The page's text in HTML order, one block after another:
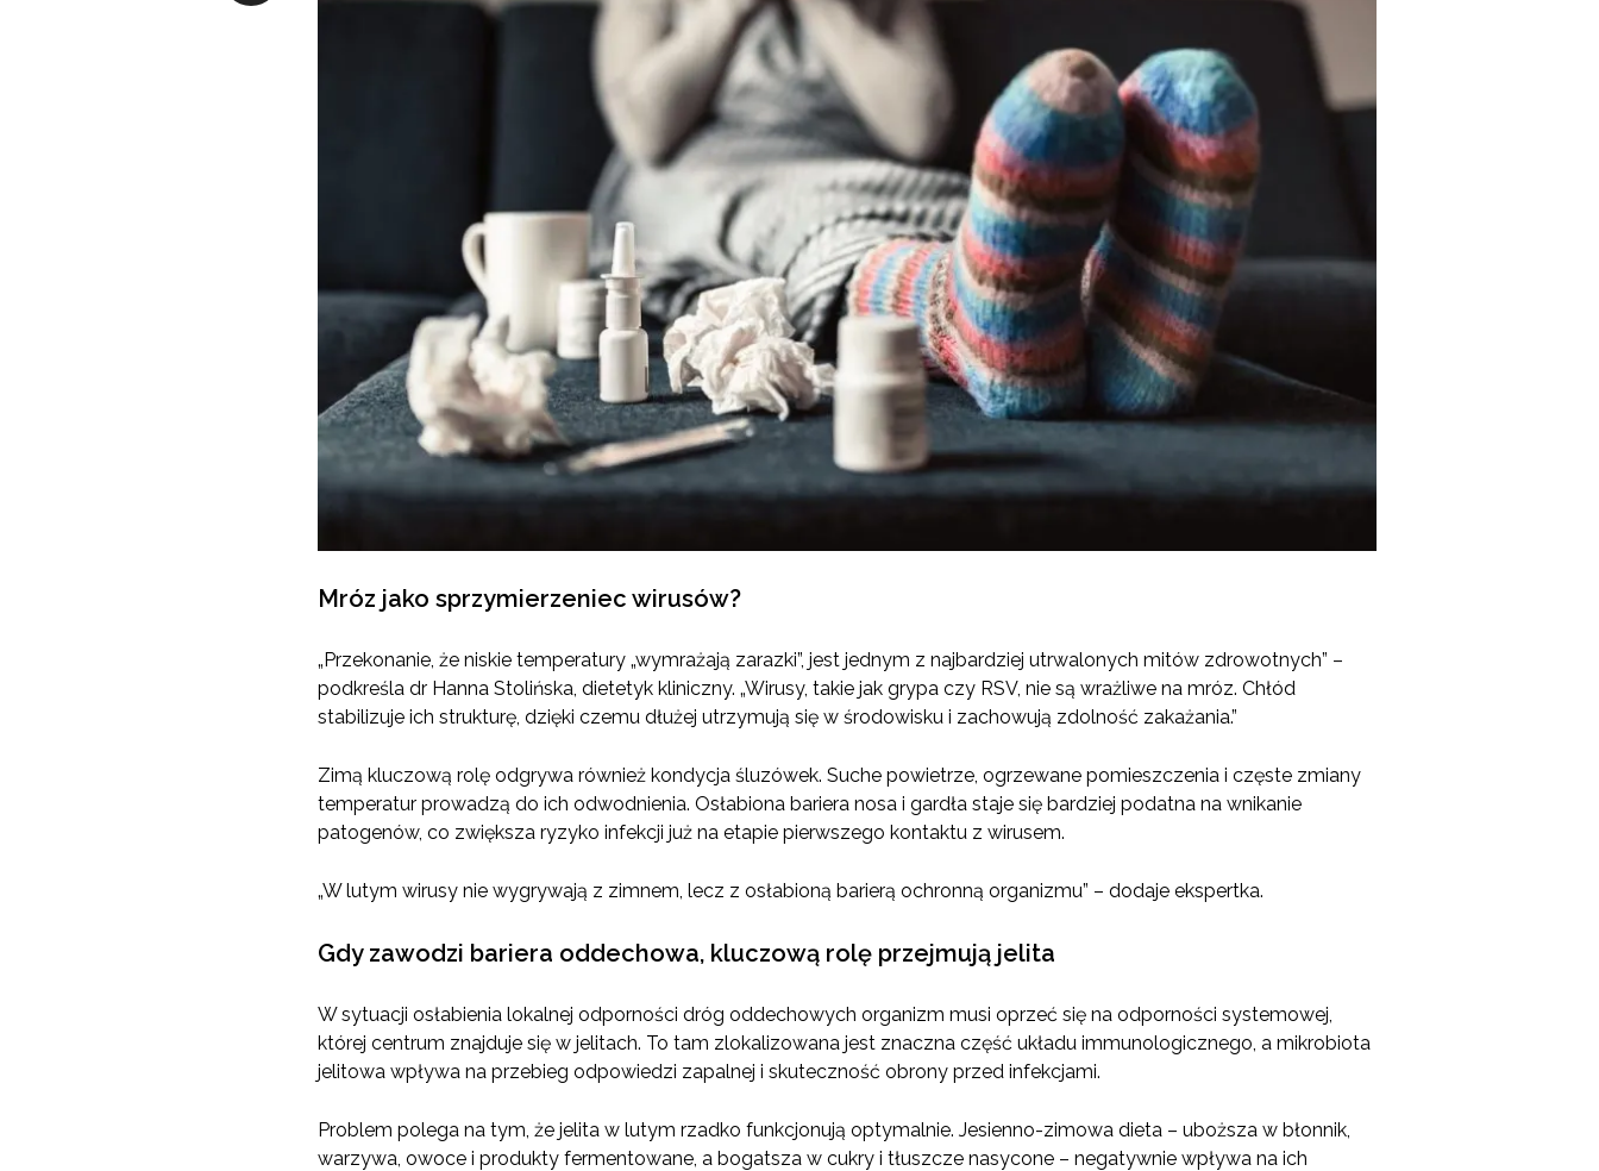
Mróz jako sprzymierzeniec wirusów?
„Przekonanie, że niskie temperatury „wymrażają zarazki”, jest jednym z najbardziej utrwalonych mitów zdrowotnych” –
podkreśla dr Hanna Stolińska, dietetyk kliniczny. „Wirusy, takie jak grypa czy RSV, nie są wrażliwe na mróz. Chłód
stabilizuje ich strukturę, dzięki czemu dłużej utrzymują się w środowisku i zachowują zdolność zakażania.”
Zimą kluczową rolę odgrywa również kondycja śluzówek. Suche powietrze, ogrzewane pomieszczenia i częste zmiany
temperatur prowadzą do ich odwodnienia. Osłabiona bariera nosa i gardła staje się bardziej podatna na wnikanie
patogenów, co zwiększa ryzyko infekcji już na etapie pierwszego kontaktu z wirusem.
„W lutym wirusy nie wygrywają z zimnem, lecz z osłabioną barierą ochronną organizmu” – dodaje ekspertka.
Gdy zawodzi bariera oddechowa, kluczową rolę przejmują jelita
W sytuacji osłabienia lokalnej odporności dróg oddechowych organizm musi oprzeć się na odporności systemowej,
której centrum znajduje się w jelitach. To tam zlokalizowana jest znaczna część układu immunologicznego, a mikrobiota
jelitowa wpływa na przebieg odpowiedzi zapalnej i skuteczność obrony przed infekcjami.
Problem polega na tym, że jelita w lutym rzadko funkcjonują optymalnie. Jesienno-zimowa dieta – uboższa w błonnik,
warzywa, owoce i produkty fermentowane, a bogatsza w cukry i tłuszcze nasycone – negatywnie wpływa na ich